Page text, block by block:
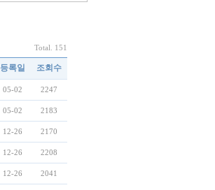
Total. 151
등록일 조회수
05-02 2247
05-02 2183
12-26 2170
12-26 2208
12-26 2041